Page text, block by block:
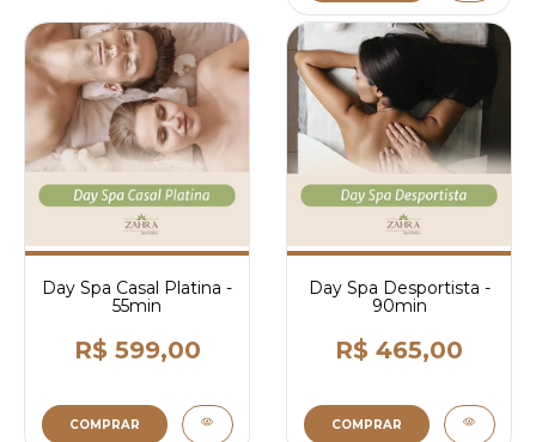
Day Spa Casal Platina -
55min
R$ 599,00
COMPRAR
Day Spa Desportista -
90min
R$ 465,00
COMPRAR